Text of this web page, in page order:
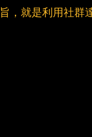
，就是利用社群